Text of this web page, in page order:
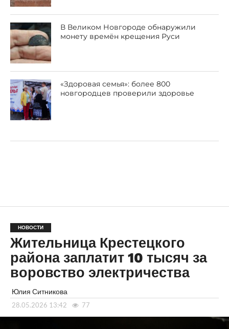
В Великом Новгороде обнаружили
монету времён крещения Руси
«Здоровая семья»: более 800
новгородцев проверили здоровье
НОВОСТИ
Жительница Крестецкого
района заплатит 10 тысяч за
воровство электричества
Юлия Ситникова
28.05.2026 13:42 77